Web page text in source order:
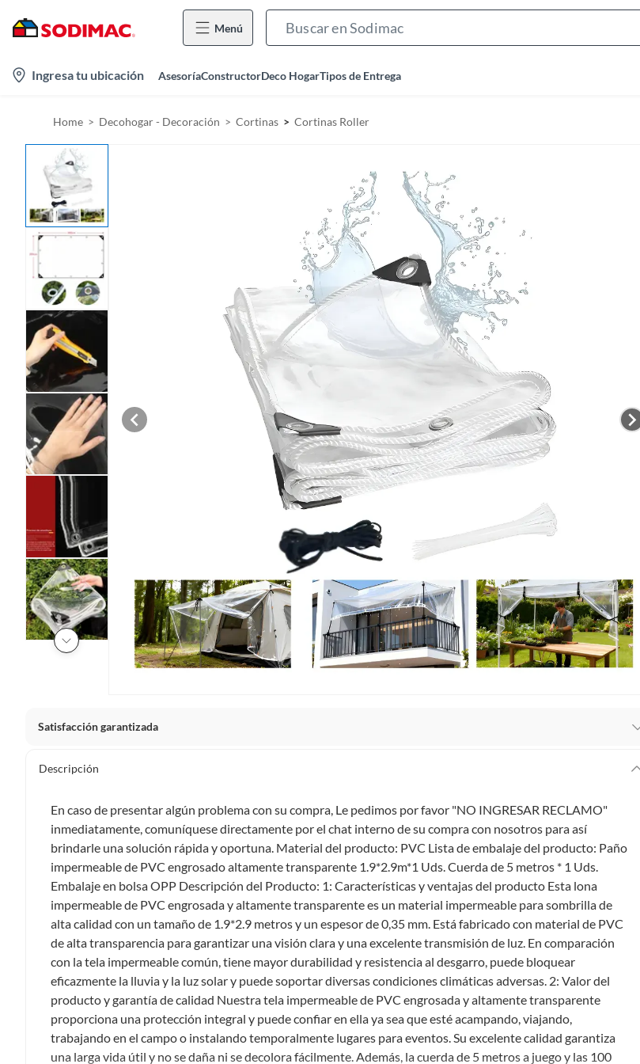
Menú
Ingresa tu ubicación AsesoríaConstructorDeco HogarTipos de Entrega
Home Decohogar - Decoración Cortinas Cortinas Roller
Satisfacción garantizada
Debe estar en perfecto estado, con todas sus etiquetas, sellos intactos y sin uso, tal como te lo entregamos. Ten
Productos que, por su naturaleza, no puedan ser devueltos, puedan deteriorarse o caducar con rapidez.
Confeccionados a la medida.
De uso personal.
En sodimac.cl te damos30 días desde que recibes el producto. Debe estar en perfecto estado, con todas sus
etiquetas y sin uso, tal como te lo entregamos.
Productos digitales que se entregan a través de una descarga electrónica, por ejemplo, cupones de experiencia o
programas para el computador.
Productos a pedido o confeccionados a medida.
Productos que han sido informados como imperfectos, usados, reparados, abiertos, de segunda selección,
remanufacturados o con alguna deficiencia, que sean comprados en esa condición a un precio reducido.
Alimentos, bebidas, medicamentos, suplementos alimenticios, vitaminas, entre otros análogos.
Pinturas de un color a solicitud.
Descripción
En caso de presentar algún problema con su compra, Le pedimos por favor "NO INGRESAR RECLAMO"
inmediatamente, comuníquese directamente por el chat interno de su compra con nosotros para así
brindarle una solución rápida y oportuna. Material del producto: PVC Lista de embalaje del producto: Paño
impermeable de PVC engrosado altamente transparente 1.9*2.9m*1 Uds. Cuerda de 5 metros * 1 Uds.
Embalaje en bolsa OPP Descripción del Producto: 1: Características y ventajas del producto Esta lona
impermeable de PVC engrosada y altamente transparente es un material impermeable para sombrilla de
alta calidad con un tamaño de 1.9*2.9 metros y un espesor de 0,35 mm. Está fabricado con material de PVC
de alta transparencia para garantizar una visión clara y una excelente transmisión de luz. En comparación
con la tela impermeable común, tiene mayor durabilidad y resistencia al desgarro, puede bloquear
eficazmente la lluvia y la luz solar y puede soportar diversas condiciones climáticas adversas. 2: Valor del
producto y garantía de calidad Nuestra tela impermeable de PVC engrosada y altamente transparente
proporciona una protección integral y puede confiar en ella ya sea que esté acampando, viajando,
trabajando en el campo o instalando temporalmente lugares para eventos. Su excelente calidad garantiza
una larga vida útil y no se daña ni se decolora fácilmente. Además, la cuerda de 5 metros a juego y las 100